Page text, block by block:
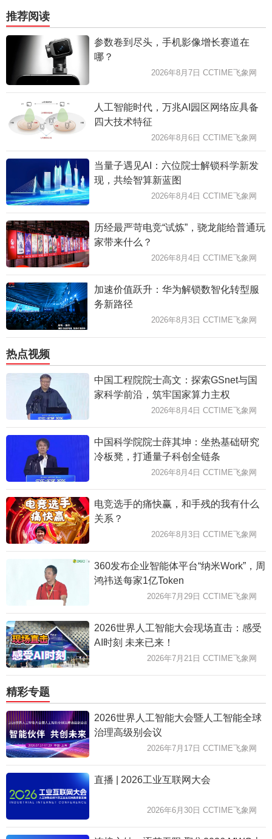
推荐阅读
参数卷到尽头，手机影像增长赛道在
哪？
2026年8月7日 CCTIME飞象网
人工智能时代，万兆AI园区网络应具备
四大技术特征
2026年8月6日 CCTIME飞象网
当量子遇见AI：六位院士解锁科学新发
现，共绘智算新蓝图
2026年8月4日 CCTIME飞象网
历经最严苛电竞“试炼”，骁龙能给普通玩
家带来什么？
2026年8月4日 CCTIME飞象网
加速价值跃升：华为解锁数智化转型服
务新路径
2026年8月3日 CCTIME飞象网
热点视频
中国工程院院士高文：探索GSnet与国
家科学前沿，筑牢国家算力主权
2026年8月4日 CCTIME飞象网
中国科学院院士薛其坤：坐热基础研究
冷板凳，打通量子科创全链条
2026年8月4日 CCTIME飞象网
电竞选手的痛快赢，和手残的我有什么
关系？
2026年8月3日 CCTIME飞象网
360发布企业智能体平台“纳米Work”，周
鸿祎送每家1亿Token
2026年7月29日 CCTIME飞象网
2026世界人工智能大会现场直击：感受
AI时刻 未来已来！
2026年7月21日 CCTIME飞象网
精彩专题
2026世界人工智能大会暨人工智能全球
治理高级别会议
2026年7月17日 CCTIME飞象网
直播 | 2026工业互联网大会
2026年6月30日 CCTIME飞象网